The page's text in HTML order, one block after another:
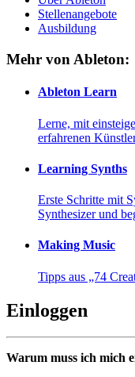
Stellenangebote
Ausbildung
Mehr von Ableton:
Ableton Learn
Lerne, mit
erfahrenen
Learning Synths
Erste Schritte mit
Synthesizer und
Making Music
Tipps aus „74
Einloggen
Warum muss ich mich